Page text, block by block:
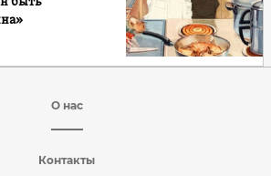
О нас
Контакты